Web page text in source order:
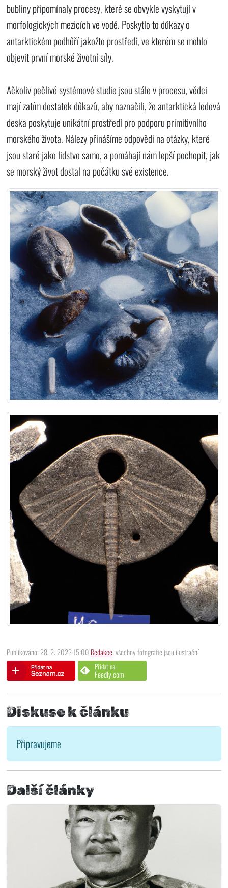
bubliny připomínaly procesy, které se obvykle vyskytují v
morfologických mezicích ve vodě. Poskytlo to důkazy o
antarktickém podhůří jakožto prostředí, ve kterém se mohlo
objevit první morské životní síly.
Ačkoliv pečlivé systémové studie jsou stále v procesu, vědci
mají zatím dostatek důkazů, aby naznačili, že antarktická ledová
deska poskytuje unikátní prostředí pro podporu primitivního
morského života. Nálezy přinášíme odpovědi na otázky, které
jsou staré jako lidstvo samo, a pomáhají nám lepší pochopit, jak
se morský život dostal na počátku své existence.
Publikováno: 28. 2. 2023 15:00 Redakce, všechny fotografie jsou ilustrační
Přidat na
Feedly.com
Diskuse k článku
Připravujeme
Další články